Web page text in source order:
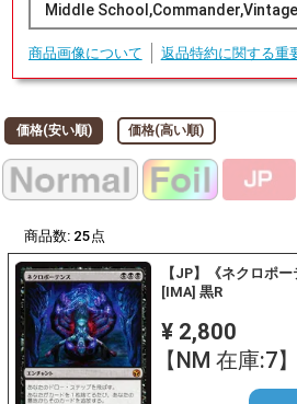
Middle School,Commander,Vintage
商品画像について 返品特約に関する重
価格(安い順) 価格(高い順)
商品数: 25 点
【JP】《ネクロポ
[IMA] 黒R
¥ 2,800
【NM 在庫:7】